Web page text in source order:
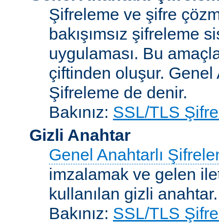
Şifreleme ve şifre
bakışımsız şifreleme
uygulaması. Bu
çiftinden oluşur. Genel
Şifreleme de denir.
Bakınız: SSL/TLS
Gizli Anahtar
Genel Anahtarlı
imzalamak ve gelen
kullanılan gizli anahtar.
Bakınız: SSL/TLS